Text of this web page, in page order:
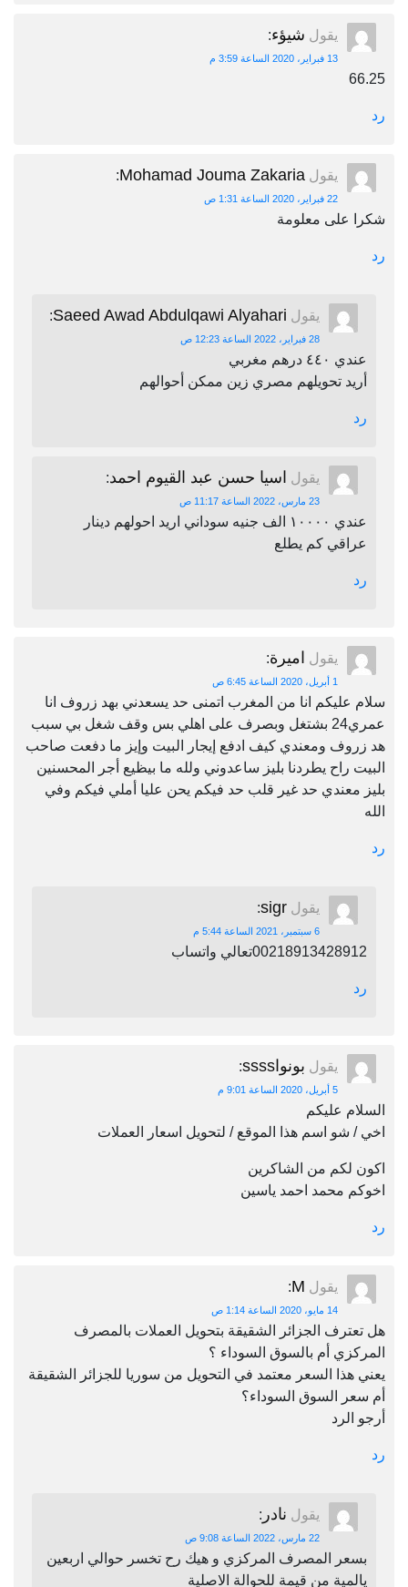
يقول شيؤء:
13 فبراير، 2020 الساعة 3:59 م
66.25
رد
يقول Mohamad Jouma Zakaria
:
22 فبراير، 2020 الساعة 1:31 ص
شكرا على معلومة
رد
يقول Saeed Awad Abdulqawi Alyahari
:
28 فبراير، 2022 الساعة 12:23 ص
عندي ٤٤٠ درهم مغربي
أريد تحويلهم مصري زين ممكن أحوالهم
رد
يقول اسيا حسن عبد القيوم احمد:
23 مارس، 2022 الساعة 11:17 ص
عندي ١٠٠٠٠ الف جنيه سوداني اريد احولهم دينار
عراقي كم يطلع
رد
يقول اميرة:
1 أبريل، 2020 الساعة 6:45 ص
سلام عليكم انا من المغرب اتمنى حد يسعدني بهد زروف انا
عمري24 بشتغل وبصرف على اهلي بس وقف شغل بي سبب
هد زروف ومعندي كيف ادفع إيجار البيت وإيز ما دفعت صاحب
البيت راح يطردنا بليز ساعدوني ولله ما بيظيع أجر المحسنين
بليز معندي حد غير قلب حد فيكم يحن عليا أملي فيكم وفي
الله
رد
يقول sigr
:
6 سبتمبر، 2021 الساعة 5:44 م
00218913428912تعالي واتساب
رد
يقول بونواssss :
5 أبريل، 2020 الساعة 9:01 م
السلام عليكم
اخي / شو اسم هذا الموقع / لتحويل اسعار العملات
اكون لكم من الشاكرين
اخوكم محمد احمد ياسين
رد
يقول M
:
14 مايو، 2020 الساعة 1:14 ص
هل تعترف الجزائر الشقيقة بتحويل العملات بالمصرف
المركزي أم بالسوق السوداء ؟
يعني هذا السعر معتمد في التحويل من سوريا للجزائر الشقيقة
أم سعر السوق السوداء؟
أرجو الرد
رد
يقول نادر :
22 مارس، 2022 الساعة 9:08 ص
بسعر المصرف المركزي و هيك رح تخسر حوالي اربعين
يالمية من قيمة للحوالة الاصلية